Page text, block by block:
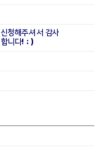
신청해주셔서 감사
합니다! : )